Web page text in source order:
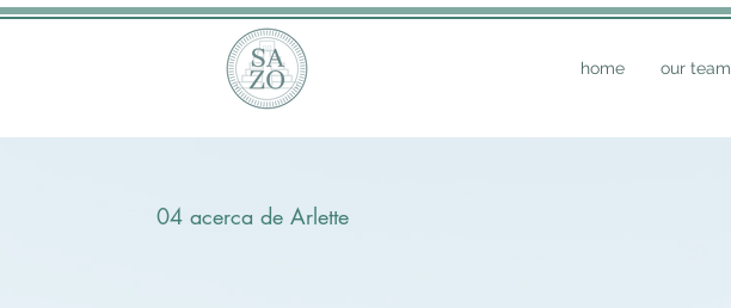
home our team
04 acerca de Arlette